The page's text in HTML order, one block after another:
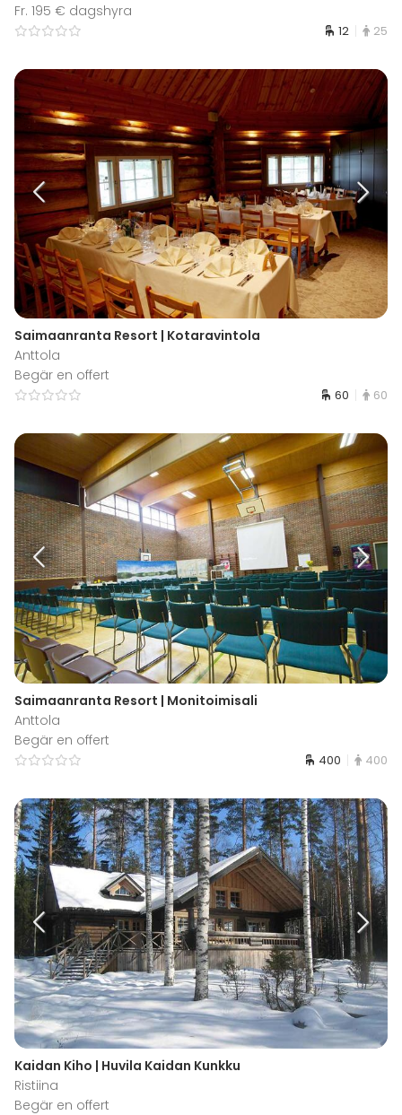
Fr. 195 € dagshyra
12 25
Saimaanranta Resort | Kotaravintola
Anttola
Begär en offert
60 60
Saimaanranta Resort | Monitoimisali
Anttola
Begär en offert
400 400
Kaidan Kiho | Huvila Kaidan Kunkku
Ristiina
Begär en offert